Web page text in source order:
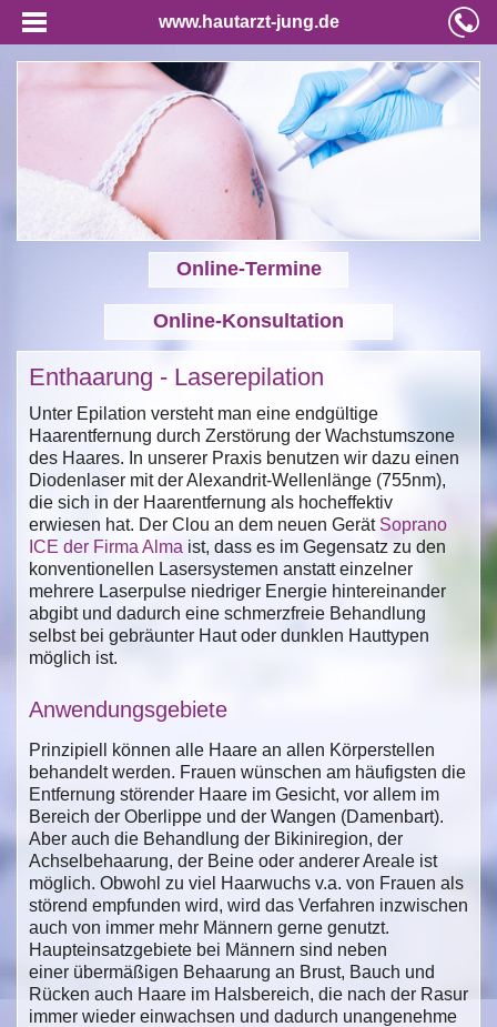
www.hautarzt-jung.de
Online-Termine
Online-Konsultation
Enthaarung - Laserepilation
Unter Epilation versteht man eine endgültige
Haarentfernung durch Zerstörung der Wachstumszone
des Haares. In unserer Praxis benutzen wir dazu einen
Diodenlaser mit der Alexandrit-Wellenlänge (755nm),
die sich in der Haarentfernung als hocheffektiv
erwiesen hat. Der Clou an dem neuen GerätSoprano
ICE der Firma Alma ist, dass es im Gegensatz zu den
konventionellen Lasersystemen anstatt einzelner
mehrere Laserpulse niedriger Energie hintereinander
abgibt und dadurch eine schmerzfreie Behandlung
selbst bei gebräunter Haut oder dunklen Hauttypen
möglich ist.
Anwendungsgebiete
Prinzipiell können alle Haare an allen Körperstellen
behandelt werden. Frauen wünschen am häufigsten die
Entfernung störender Haare im Gesicht, vor allem im
Bereich der Oberlippe und der Wangen (Damenbart).
Aber auch die Behandlung der Bikiniregion, der
Achselbehaarung, der Beine oder anderer Areale ist
möglich. Obwohl zu viel Haarwuchs v.a. von Frauen als
störend empfunden wird, wird das Verfahren inzwischen
auch von immer mehr Männern gerne genutzt.
Haupteinsatzgebiete bei Männern sind neben
einer übermäßigen Behaarung an Brust, Bauch und
Rücken auch Haare im Halsbereich, die nach der Rasur
immer wieder einwachsen und dadurch unangenehme